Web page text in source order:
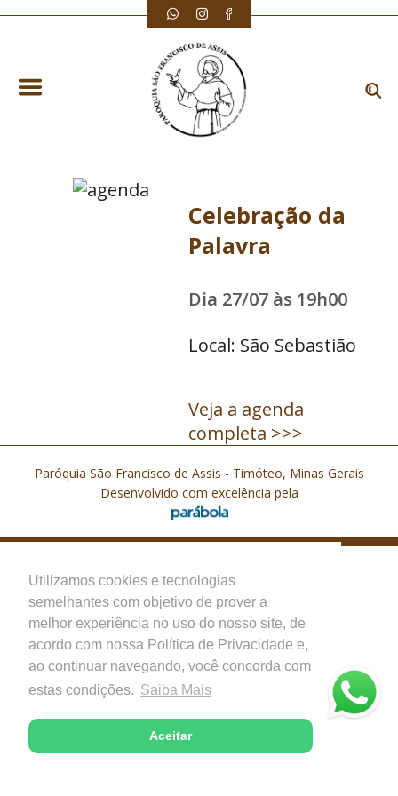
Utilizamos cookies e tecnologias
semelhantes com objetivo de prover a
melhor experiência no uso do nosso site, de
acordo com nossa Política de Privacidade e,
ao continuar navegando, você concorda com
estas condições. Saiba Mais
Aceitar
Celebração da
Palavra
Dia 27/07 às 19h00
Local: São Sebastião
Veja a agenda
completa >>>
Paróquia São Francisco de Assis - Timóteo, Minas Gerais
Desenvolvido com excelência pela